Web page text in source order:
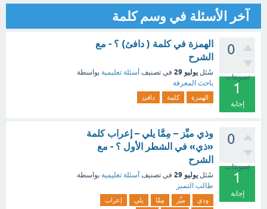
آخر الأسئلة في وسم كلمة
0
تصويتات
1
إجابة
الهمزة في كلمة ( دافئ) ؟ - مع
الشرح
سُئل يوليو 29 في تصنيف أسئلة تعليمية بواسطة
باحث المعرفة
الهمزة كلمة دافئ
0
تصويتات
1
إجابة
وذي ميِّز – مِمَّا يلي – إعراب كلمة
«ذي» في الشطر الأول ؟ - مع
الشرح
سُئل يوليو 29 في تصنيف أسئلة تعليمية بواسطة
طالب التميز
وذي ميِّز مِمَّا يلي
إعراب